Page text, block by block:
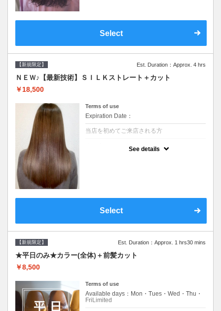
Select
【新規限定】 Est. Duration：Approx. 4 hrs
ＮＥＷ♪【最新技術】ＳＩＬＫストレート＋カット
￥18,500
Terms of use
Expiration Date：
当店を初めてご来店される方
See details
Select
【新規限定】 Est. Duration：Approx. 1 hrs30 mins
★平日のみ★カラー(全体)＋前髪カット
￥8,500
Terms of use
Available days：Mon・Tues・Wed・Thu・
FriLimited